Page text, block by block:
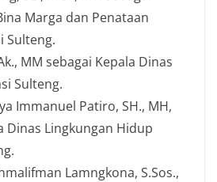
Marga dan Penataan
Sulteng.
MM sebagai Kepala Dinas
Sulteng.
Immanuel Patiro, SH., MH,
Dinas Lingkungan Hidup
Lamngkona, S.Sos.,